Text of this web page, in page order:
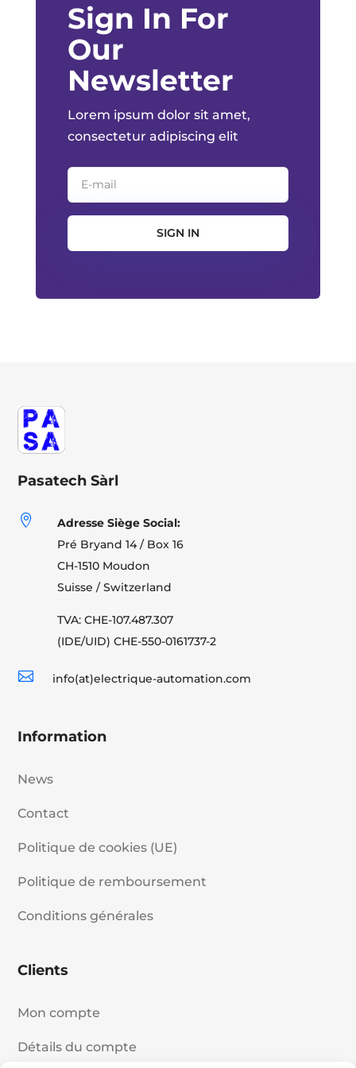
Sign In For
Our
Newsletter
Lorem ipsum dolor sit amet,
consectetur adipiscing elit
SIGN IN
Pasatech Sàrl

Adresse Siège Social:
Pré Bryand 14 / Box 16
CH-1510 Moudon
Suisse / Switzerland
TVA: CHE-107.487.307
(IDE/UID) CHE-550-0161737-2
 info(at)electrique-automation.com
Information
News
Contact
Politique de cookies (UE)
Politique de remboursement
Conditions générales
Clients
Mon compte
Détails du compte